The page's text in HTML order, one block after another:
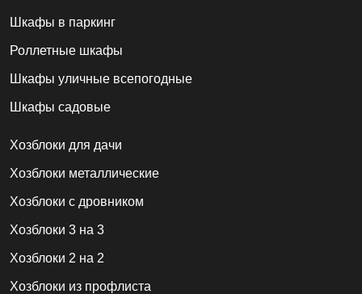
Шкафы в паркинг
Роллетные шкафы
Шкафы уличные всепогодные
Шкафы садовые
Хозблоки для дачи
Хозблоки металлические
Хозблоки с дровником
Хозблоки 3 на 3
Хозблоки 2 на 2
Хозблоки из профлиста